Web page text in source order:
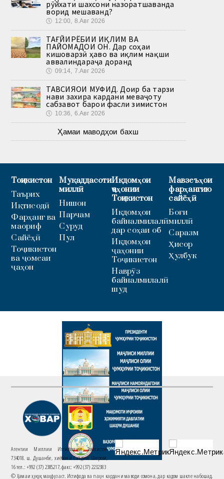
рӯйхати шахсони назоратшаванда
ворид мешаванд?
🕔 12:00, 8.Авг 2026
ТАҒЙИРЁБИИ ИҚЛИМ ВА
ПАЙОМАДҲОИ ОН. Дар соҳаи
кишоварзӣ ҳаво ва иқлим нақши
аввалиндараҷа доранд
🕔 09:14, 7.Авг 2026
ТАВСИЯҲОИ МУФИД. Доир ба тарзи
нави захира кардани меваҷоту
сабзавот барои фасли зимистон
🕔 10:36, 6.Авг 2026
Ҳамаи маводҳои бахш
Тоҷикистон
Таърих
Иқтисодӣ
Фарҳанг ва
маориф
Сайёҳӣ
Тоҷикистон
ва ҷомеаи
ҷаҳон
Муқаддасоти
миллӣ
Нишон
Парчам
Суруд
Пул
Иқдомҳои
ҷаҳонии
Тоҷикистон
Иқдомҳои
байналмилалӣ
дар соҳаи об
Иқдомҳои
ҷаҳонии
Тоҷикистон
Наврӯз
байналмилалӣ
шуд
Мавзеъҳои
фарҳангию
сайёҳӣ
Боғи
миллӣ
Саразм
Ҳисор
Ҳулбук
Агентии Миллии Иттилоотии Тоҷикистон
734018. ш. Душанбе, хиёбони Саъдии Шерозӣ,
16 тел.: +992 (37) 2385217, факс: +992 (37) 2232383
© Ҳамаи ҳуқуқ маҳфуз аст. Истифода ва паҳн кардани маводи сомона, дар кадом шакле набошад,